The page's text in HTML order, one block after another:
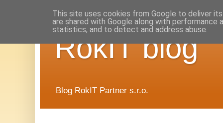
RokIT blog
Blog RokIT Partner s.r.o.
This site uses cookies from Google to deliver
are shared with Google along with
statistics, and to detect and address abuse.